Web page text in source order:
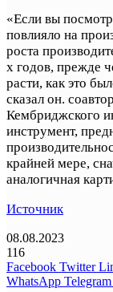
«Если вы
повлияло на
роста
х годов, прежде
расти, как это
сказал он.
Кембриджского
инструмент,
крайней мере,
аналогичная
Источник
08.08.2023
116
Facebook Twitter
WhatsApp Telegram